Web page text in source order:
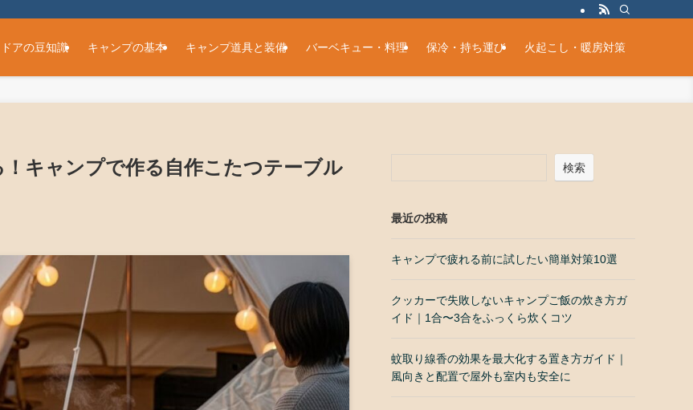
アの豆知識 キャンプの基本 キャンプ道具と装備 バーベキュー・料理 保冷・持ち運び 火起こし・暖房対策
キャンプで作る自作こたつテーブル
検索
最近の投稿
キャンプで疲れる前に試したい簡単対策10選
クッカーで失敗しないキャンプご飯の炊き方ガ
イド｜1合〜3合をふっくら炊くコツ
蚊取り線香の効果を最大化する置き方ガイド｜
風向きと配置で屋外も室内も安全に